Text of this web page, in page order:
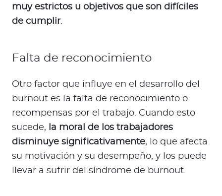
muy estrictos u objetivos que son difíciles
de cumplir.
Falta de reconocimiento
Otro factor que influye en el desarrollo del
burnout es la falta de reconocimiento o
recompensas por el trabajo. Cuando esto
sucede,
la moral de los trabajadores
disminuye significativamente, lo que afecta
su motivación y su desempeño, y los puede
llevar a sufrir del síndrome de burnout.